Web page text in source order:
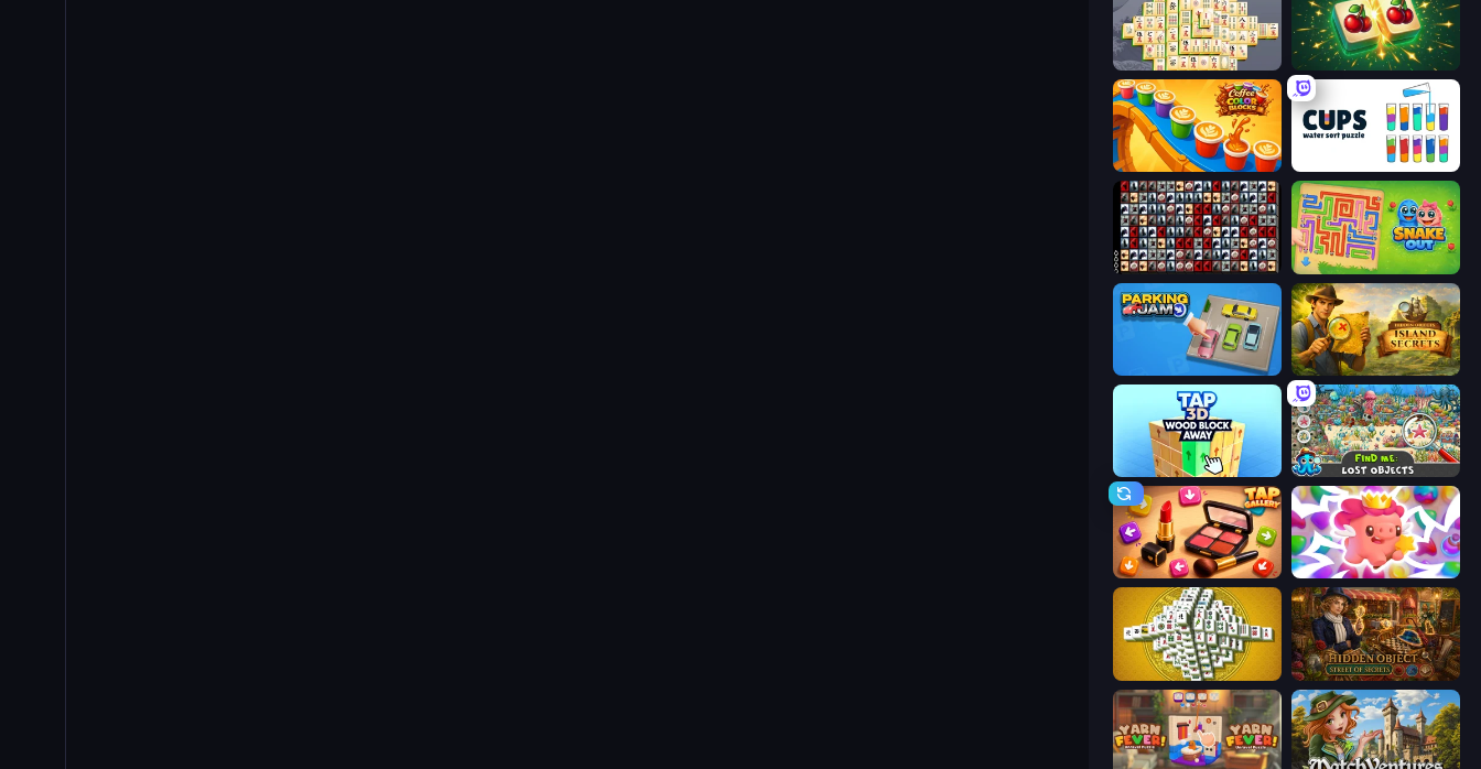
Mahjong Online Mahjong Puzzle: Tile Match
Coffee Color Blocks Cups - Water Sort Puzzle
War Mahjong Snake Out: Maze Escape
Hidden Objects: Island Secrets
Find Me: Lost Objects
Tap Gallery Match Arena
Mahjong Tower Hidden Object: Street Of Secrets